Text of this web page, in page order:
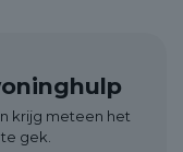
heb je toegang tot alle
raampartijen en
bijzonder
krijg meteen het
gek.